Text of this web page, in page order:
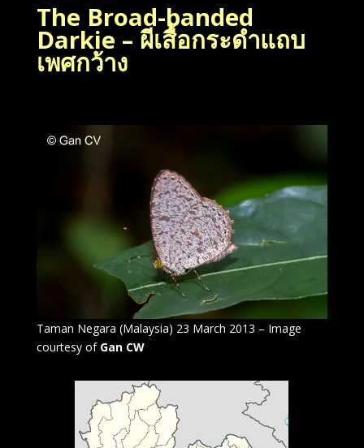
The Broad-banded
Darkie – ผีเสื้อกระดำแถบ
เพศกว้าง
Taman Negara (Malaysia) 23 March 2013 – Image
courtesy of Gan CW